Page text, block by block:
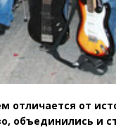
отличается от
объединились и